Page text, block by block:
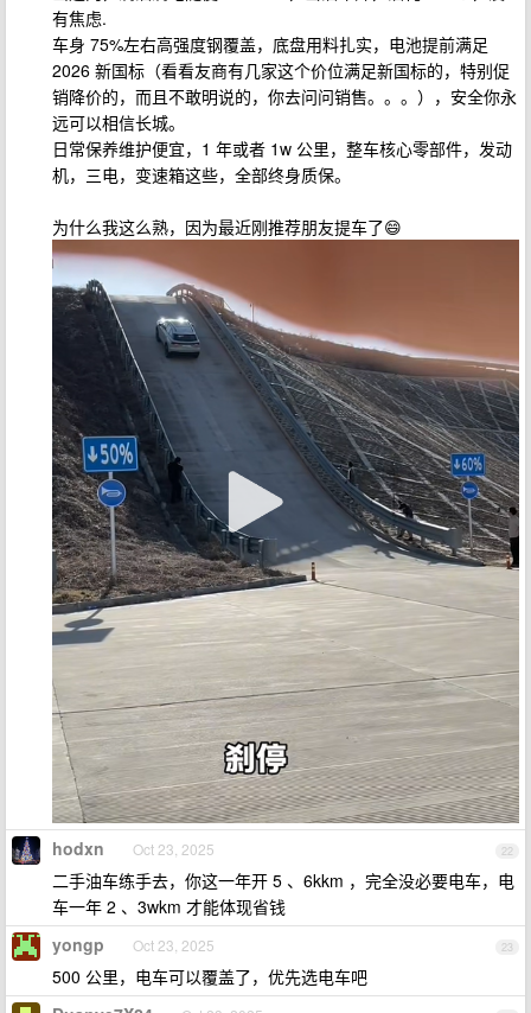
有焦虑.
车身 75%左右高强度钢覆盖，底盘用料扎实，电池提前满足
2026 新国标（看看友商有几家这个价位满足新国标的，特别促
销降价的，而且不敢明说的，你去问问销售。。。），安全你永
远可以相信长城。
日常保养维护便宜，1 年或者 1w 公里，整车核心零部件，发动
机，三电，变速箱这些，全部终身质保。
为什么我这么熟，因为最近刚推荐朋友提车了😄
22
hodxn Oct 23, 2025
二手油车练手去，你这一年开 5 、6kkm ，完全没必要电车，电
车一年 2 、3wkm 才能体现省钱
23
yongp Oct 23, 2025
500 公里，电车可以覆盖了，优先选电车吧